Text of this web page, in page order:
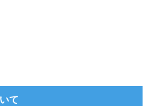
て